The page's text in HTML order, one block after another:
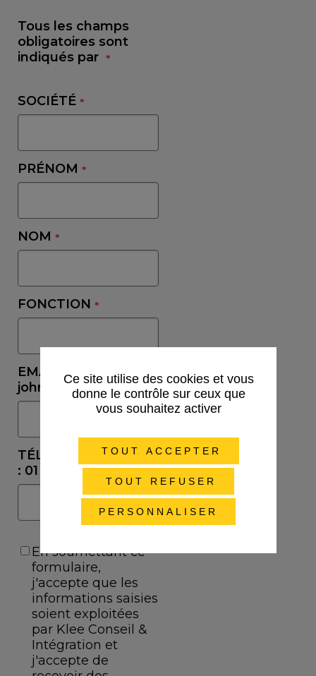
Ce site utilise des cookies et vous
donne le contrôle sur ceux que
vous souhaitez activer
TOUT ACCEPTER
TOUT REFUSER
PERSONNALISER